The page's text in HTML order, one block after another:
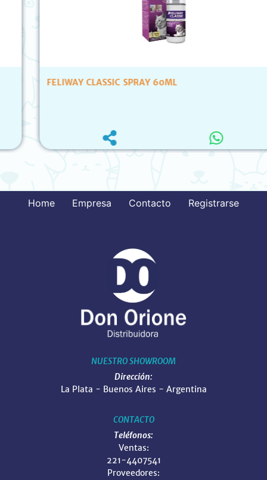
FELIWAY CLASSIC SPRAY 60ML
Home Empresa Contacto Registrarse
NUESTRO SHOWROOM
Dirección:
La Plata - Buenos Aires - Argentina
CONTACTO
Teléfonos:
Ventas:
221-4407541
Proveedores: